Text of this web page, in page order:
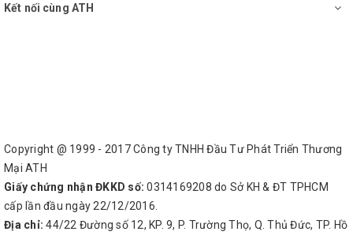
Kết nối cùng ATH
Copyright @ 1999 - 2017 Công ty TNHH Đầu Tư Phát Triển Thương
Mại ATH
Giấy chứng nhận ĐKKD số: 0314169208 do Sở KH & ĐT TPHCM
cấp lần đầu ngày 22/12/2016.
Địa chỉ: 44/22 Đường số 12, KP. 9, P. Trường Thọ, Q. Thủ Đức, TP. Hồ